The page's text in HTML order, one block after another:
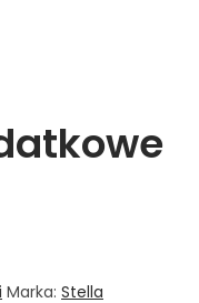
Marka: Stella